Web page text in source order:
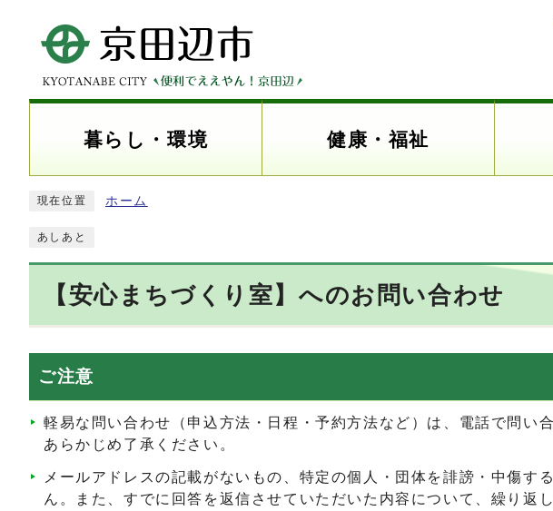
暮らし・環境 健康・福祉
現在位置 ホーム
あしあと
【安心まちづくり室】へのお問い合わせ
ご注意
軽易な問い合わせ（申込方法・日程・予約方法など）は、電話で問い
あらかじめ了承ください。
メールアドレスの記載がないもの、特定の個人・団体を誹謗・中傷
ん。また、すでに回答を返信させていただいた内容について、繰り返